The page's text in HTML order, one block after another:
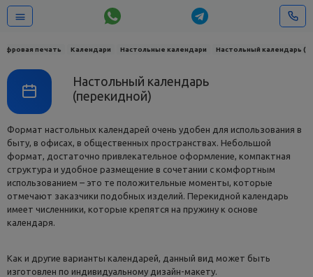
печать Календари Настольные календари Настольный календарь
Настольный календарь
(перекидной)
Формат настольных календарей очень удобен для использования в
быту, в офисах, в общественных пространствах. Небольшой
формат, достаточно привлекательное оформление, компактная
структура и удобное размещение в сочетании с комфортным
использованием – это те положительные моменты, которые
отмечают заказчики подобных изделий. Перекидной календарь
имеет численники, которые крепятся на пружину к основе
календаря.
Как и другие варианты календарей, данный вид может быть
изготовлен по индивидуальному дизайн-макету.